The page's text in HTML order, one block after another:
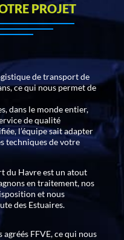
PROJET
de transport de
ce qui nous permet de
dans le monde entier,
de qualité
l’équipe sait adapter
techniques de votre
du Havre est un atout
en traitement, nos
et nous
des Estuaires.
agréés FFVE, ce qui nous